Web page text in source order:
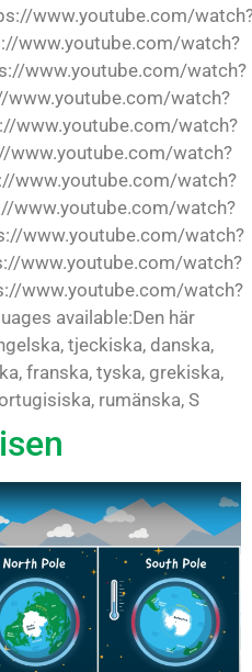
www.youtube.com/
www.youtube.com/watch?
www.youtube.com/watch?
www.youtube.com/watch?
www.youtube.com/watch?
www.youtube.com/watch?
www.youtube.com/watch?
www.youtube.com/watch?
www.youtube.com/watch?
www.youtube.com/watch?
www.youtube.com/watch?
available:Den här
tjeckiska, danska,
franska, tyska, grekiska,
rumänska, S